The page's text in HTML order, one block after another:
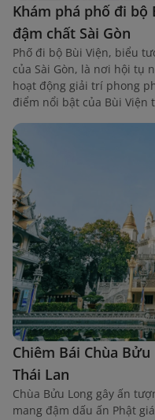
Khám phá phố đi
đậm chất Sài Gòn
Phố đi bộ Bùi Viện, biểu
của Sài Gòn, là nơi hội tụ
hoạt động giải trí phong
điểm nổi bật của Bùi Viện
Chiêm Bái Chùa
Thái Lan
Chùa Bửu Long gây ấn
mang đậm dấu ấn Phật